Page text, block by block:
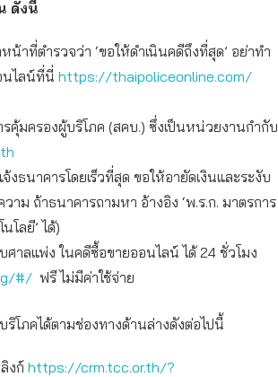
ดังนี้
าที่ตำรวจว่า ‘ขอให้ดำเนินคดีถึงที่สุด’ อย่าทำ
นไลน์ที่นี่ https://thaipoliceonline.com/
คุ้มครองผู้บริโภค (สคบ.) ซึ่งเป็นหน่วยงานกำกับ
ธนาคารโดยเร็วที่สุด ขอให้อายัดเงินและระงับ
ม ถ้าธนาคารถามหา อ้างอิง ‘พ.ร.ก. มาตรการ
โลยี’ ได้)
าลแพ่ง ในคดีซื้อขายออนไลน์ ได้ 24 ชั่วโมง
#/ ฟรี ไม่มีค่าใช้จ่าย
โภคได้ตามช่องทางด้านล่างดังต่อไปนี้
งก์ https://crm.tcc.or.th/?